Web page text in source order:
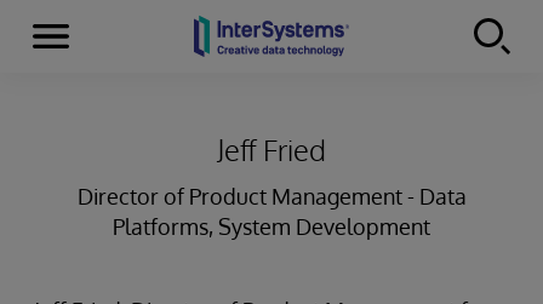
Skip to content
Menu
Jeff Fried
Director of Product Management - Data
Platforms, System Development